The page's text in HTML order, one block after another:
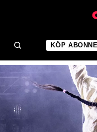
KÖP
Basen